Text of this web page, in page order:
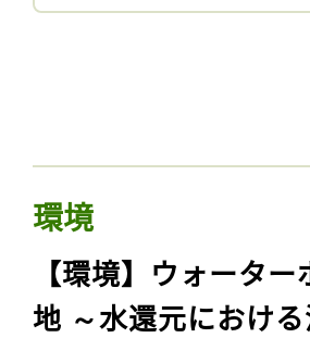
環境
【環境】ウォータ
地 ～水還元におけ